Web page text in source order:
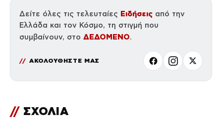
Δείτε όλες τις τελευταίες Ειδήσεις από την
Ελλάδα και τον Κόσμο, τη στιγμή που
συμβαίνουν, στο ΔΕΔΟΜΕΝΟ.
ΑΚΟΛΟΥΘΗΣΤΕ ΜΑΣ
// ΣΧΟΛΙΑ